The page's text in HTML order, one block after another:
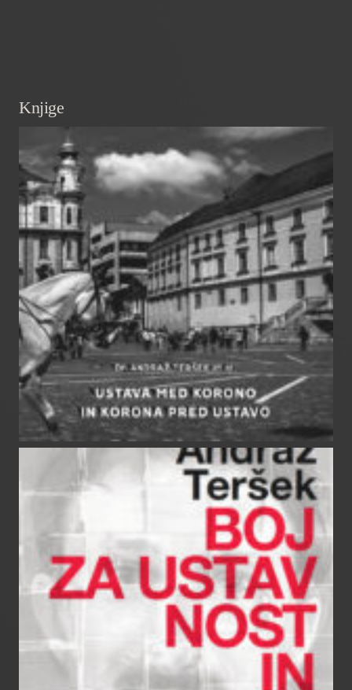
Knjige